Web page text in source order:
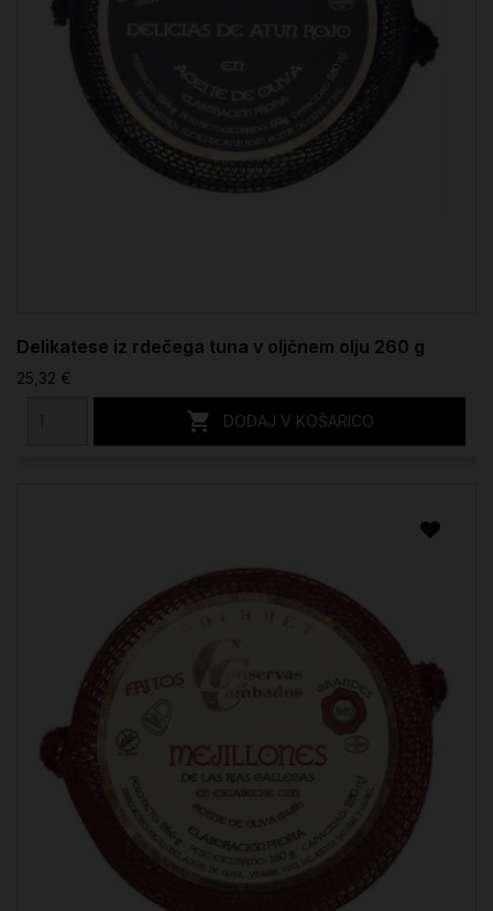
Delikatese iz rdečega tuna v oljčnem olju 260 g
25,32 €
 DODAJ V KOŠARICO